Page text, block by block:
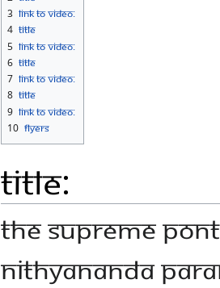
3 Link to Video:
4 Title
5 Link to Video:
6 Title
7 Link to Video:
8 Title
9 Link to Video:
10 flyers
Title:
THE SUPREME
NITHYANANDA